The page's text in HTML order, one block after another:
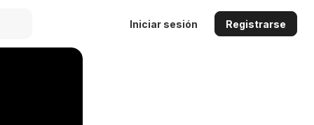
Iniciar sesión Registrarse